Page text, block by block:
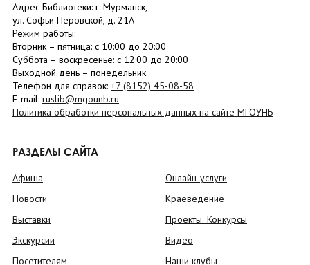
Адрес Библиотеки: г. Мурманск,
ул. Софьи Перовской, д. 21А
Режим работы:
Вторник – пятница: с 10:00 до 20:00
Суббота – воскресенье: c 12:00 до 20:00
Выходной день – понедельник
Телефон для справок: +7 (8152) 45-08-58
E-mail: ruslib@mgounb.ru
Политика обработки персональных данных на сайте МГОУНБ
РАЗДЕЛЫ САЙТА
Афиша
Новости
Выставки
Экскурсии
Посетителям
Онлайн-услуги
Краеведение
Проекты. Конкурсы
Видео
Наши клубы